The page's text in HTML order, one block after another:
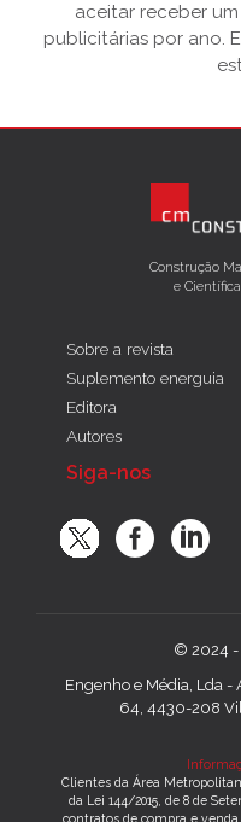
aceitar receber
publicitárias por ano.
Construção
e
Sobre a revista
Suplemento energuia
Editora
Autores
Siga-nos
© 2024 -
Engenho e Média, Lda -
64, 4430-208
Clientes da Área
da Lei 144/2015, de 8 de
contratos de compra e